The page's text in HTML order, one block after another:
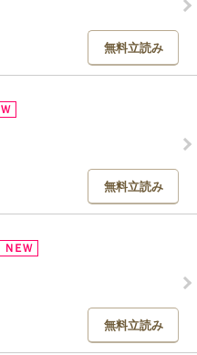
無料立読み
無料立読み
無料立読み